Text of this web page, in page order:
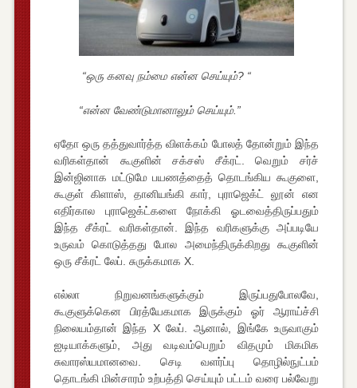
“ஒரு கனவு நம்மை என்ன செய்யும்? “
“என்ன வேண்டுமானாலும் செய்யும்.”
ஏதோ ஒரு தத்துவார்த்த விளக்கம் போலத் தோன்றும் இந்த
வரிகள்தான் கூகுளின் சக்சஸ் சீக்ரட். வெறும் சர்ச்
இன்ஜினாக மட்டுமே பயணத்தைத் தொடங்கிய கூகுளை,
கூகுள் கிளாஸ், தானியங்கி கார், புராஜெக்ட் லூன் என
எதிர்கால புராஜெக்ட்களை நோக்கி ஓடவைத்திருப்பதும்
இந்த சீக்ரட் வரிகள்தான். இந்த வரிகளுக்கு அப்படியே
உருவம் கொடுத்தது போல அமைந்திருக்கிறது கூகுளின்
ஒரு சீக்ரட் லேப். சுருக்கமாக X.
எல்லா நிறுவனங்களுக்கும் இருப்பதுபோலவே,
கூகுளுக்கென பிரத்யேகமாக இருக்கும் ஓர் ஆராய்ச்சி
நிலையம்தான் இந்த X லேப். ஆனால், இங்கே உருவாகும்
ஐடியாக்களும், அது வடிவம்பெறும் விதமும் மிகமிக
சுவாரஸ்யமானவை. செடி வளர்ப்பு தொழில்நுட்பம்
தொடங்கி மின்சாரம் உற்பத்தி செய்யும் பட்டம் வரை பல்வேறு